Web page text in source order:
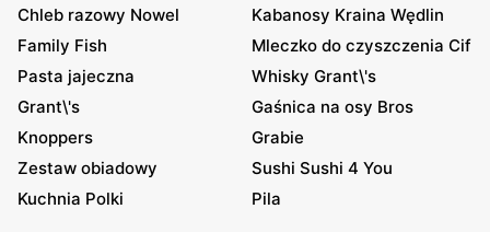
Chleb razowy Nowel
Kabanosy Kraina Wędlin
Family Fish
Mleczko do czyszczenia Cif
Pasta jajeczna
Whisky Grant\'s
Grant\'s
Gaśnica na osy Bros
Knoppers
Grabie
Zestaw obiadowy
Sushi Sushi 4 You
Kuchnia Polki
Pila